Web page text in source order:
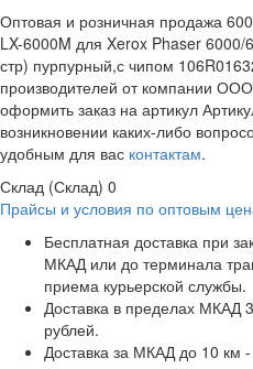
Оптовая и розничная продажа
LX-6000M для Xerox Phaser
стр) пурпурный,с чипом
производителей от компании
оформить заказ на артикул
возникновении каких-либо
удобным для вас контактам.
Склад (Склад) 0
Прайсы и условия по оптовым
Бесплатная доставка при
МКАД или до терминала
приема курьерской службы.
Доставка в пределах МКАД
рублей.
Доставка за МКАД до 10 км